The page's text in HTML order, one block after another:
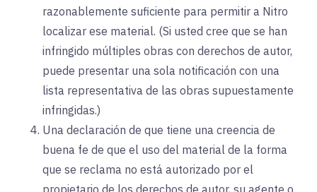
razonablemente suficiente para permitir a Nitro
localizar ese material. (Si usted cree que se han
infringido múltiples obras con derechos de autor,
puede presentar una sola notificación con una
lista representativa de las obras supuestamente
infringidas.)
Una declaración de que tiene una creencia de
buena fe de que el uso del material de la forma
que se reclama no está autorizado por el